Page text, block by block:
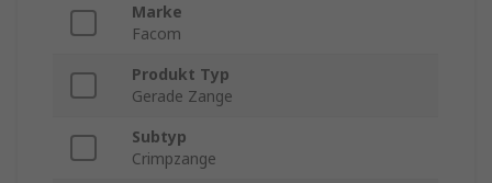
Marke
Facom
Produkt Typ
Gerade Zange
Subtyp
Crimpzange